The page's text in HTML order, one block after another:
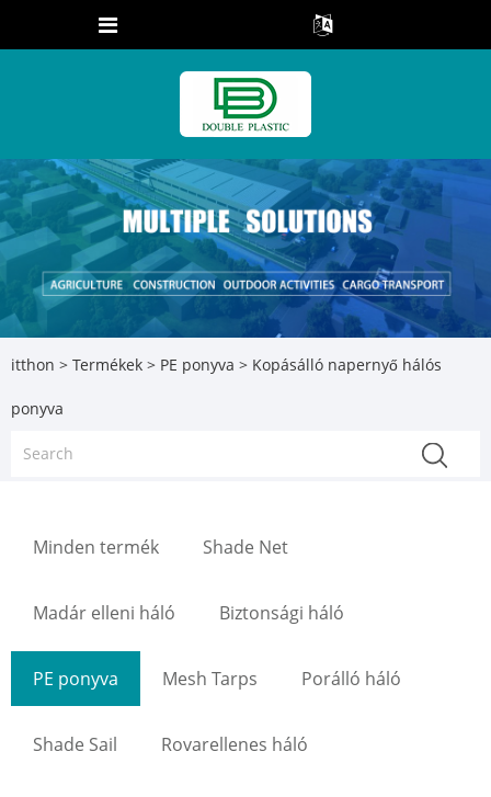
itthon > Termékek > PE ponyva > Kopásálló napernyő hálós
ponyva
Minden termék Shade Net
Madár elleni háló Biztonsági háló
PE ponyva Mesh Tarps Porálló háló
Shade Sail Rovarellenes háló